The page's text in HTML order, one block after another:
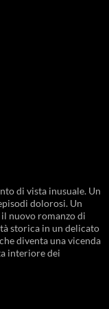
di vista inusuale. Un
dolorosi. Un
nuovo romanzo di
storica in un delicato
diventa una vicenda
interiore dei